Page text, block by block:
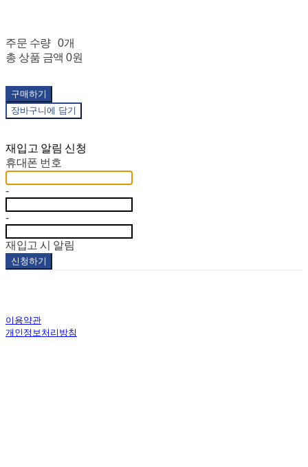
주문 수량
0개
총 상품 금액 0원
구매하기
장바구니에 담기
재입고 알림 신청
휴대폰 번호
-
-
재입고 시 알림
신청하기
이용약관
개인정보처리방침